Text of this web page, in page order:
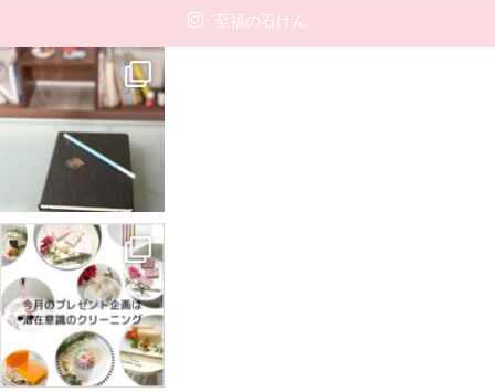
至福の石けん